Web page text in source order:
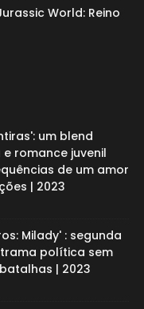
World: Reino
um blend
romance juvenil
de um amor
| 2023
Milady' : segunda
política sem
| 2023